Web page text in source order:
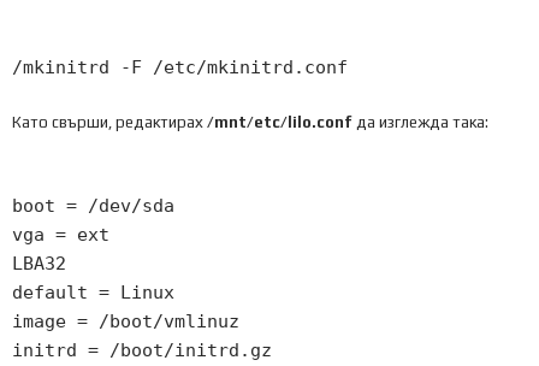
/mkinitrd -F /etc/mkinitrd . conf
Като свърши, редактирах /mnt/etc/lilo.conf да изглежда така:
boot = /dev/sda
vga = ext
LBA32
default = Linux
image = /boot/vmlinuz
initrd = /boot/initrd . gz